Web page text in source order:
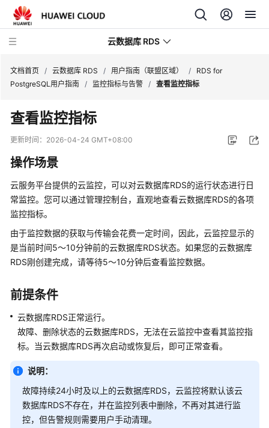
云数据库 RDS
产
介
绍
计
费
说
明
速
入
门
内
介
用
户
文档首页 / 云数据库 RDS / 用户指南（联盟区域） /
RDS for
PostgreSQL用户指南 / 监控指标与告警 / 查看监控指标
查看监控指标
更新时间： 2026-04-24 GMT+08:00
操作场景
云服务平台提供的云监控，可以对云数据库RDS的运行状态进行日
常监控。您可以通过管理控制台，直观地查看云数据库RDS的各项
监控指标。
由于监控数据的获取与传输会花费一定时间，因此，云监控显示的
是当前时间5～10分钟前的云数据库RDS状态。如果您的云数据库
RDS刚创建完成，请等待5～10分钟后查看监控数据。
前提条件
云数据库RDS正常运行。
故障、删除状态的云数据库RDS，无法在云监控中查看其监控指
标。当云数据库RDS再次启动或恢复后，即可正常查看。
说明：
故障持续24小时及以上的云数据库RDS，云监控将默认该云
数据库RDS不存在，并在监控列表中删除，不再对其进行监
控，但告警规则需要用户手动清理。